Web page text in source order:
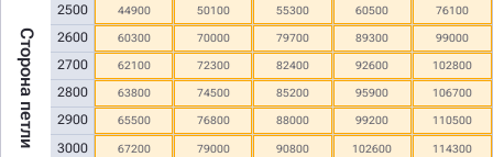
Сторона петли
2500
2600
2700
2800
2900
3000
44900 50100 55300 60500 76100
60300 70000 79700 89300 99000
62100 72300 82400 92600 102800
63800 74500 85200 95900 106700
65500 76800 88000 99200 110500
67200 79000 90800 102600 114300